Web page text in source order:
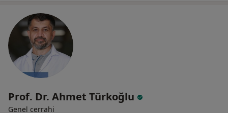
Prof. Dr. Ahmet Türkoğlu
Genel cerrahi